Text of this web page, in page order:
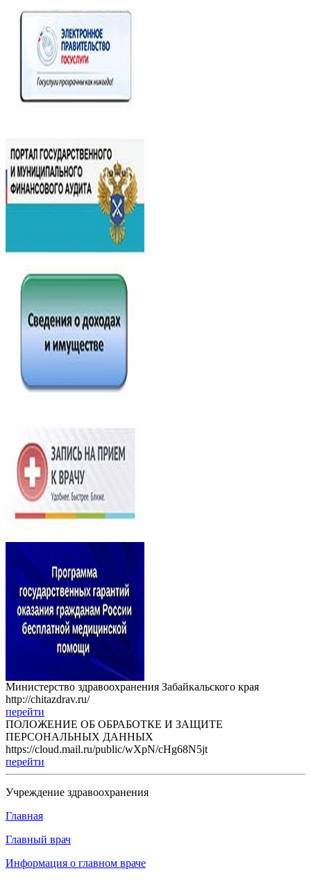
Министерство здравоохранения Забайкальского края
http://chitazdrav.ru/
перейти
ПОЛОЖЕНИЕ ОБ ОБРАБОТКЕ И ЗАЩИТЕ
ПЕРСОНАЛЬНЫХ ДАННЫХ
https://cloud.mail.ru/public/wXpN/cHg68N5jt
перейти
Учреждение здравоохранения
Главная
Главный врач
Информация о главном враче